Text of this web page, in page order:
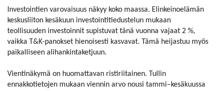
Investointien varovaisuus näkyy koko maassa. Elinkeinoelämän
keskusliiton kesäkuun investointitiedustelun mukaan
teollisuuden investoinnit supistuvat tänä vuonna vajaat 2 %,
vaikka T&K-panokset hienoisesti kasvavat. Tämä heijastuu myös
paikalliseen alihankintaketjuun.
Vientinäkymä on huomattavan ristiriitainen. Tullin
ennakkotietojen mukaan viennin arvo nousi tammi–kesäkuussa